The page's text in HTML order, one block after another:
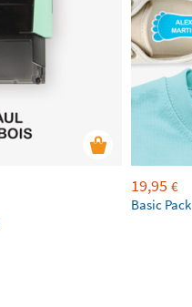
19,95 €
Basic Pack